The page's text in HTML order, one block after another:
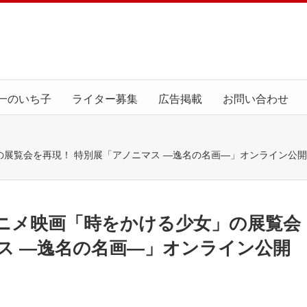
のいち子 ライター募集 広告掲載 お問い合わせ
展覧会を再現！ 特別展「アノニマス ―逸名の名画―」オンライン公
メ映画「時をかける少女」の展覧会
―逸名の名画―」オンライン公開